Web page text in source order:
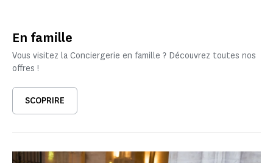
En famille
Vous visitez la Conciergerie en famille ? Découvrez toutes nos
offres !
SCOPRIRE